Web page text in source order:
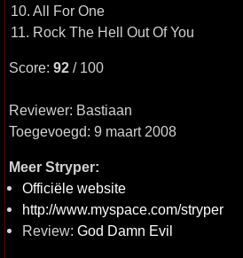
10. All For One
11. Rock The Hell Out Of You
Score: 92 / 100
Reviewer: Bastiaan
Toegevoegd: 9 maart 2008
Meer Stryper:
Officiële website
http://www.myspace.com/stryper
Review: God Damn Evil